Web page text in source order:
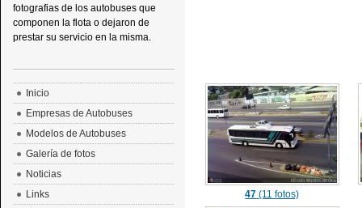
47 (11 fotos)
fotografias de los autobuses que
componen la flota o dejaron de
prestar su servicio en la misma.
Inicio
Empresas de Autobuses
Modelos de Autobuses
Galería de fotos
Noticias
Links